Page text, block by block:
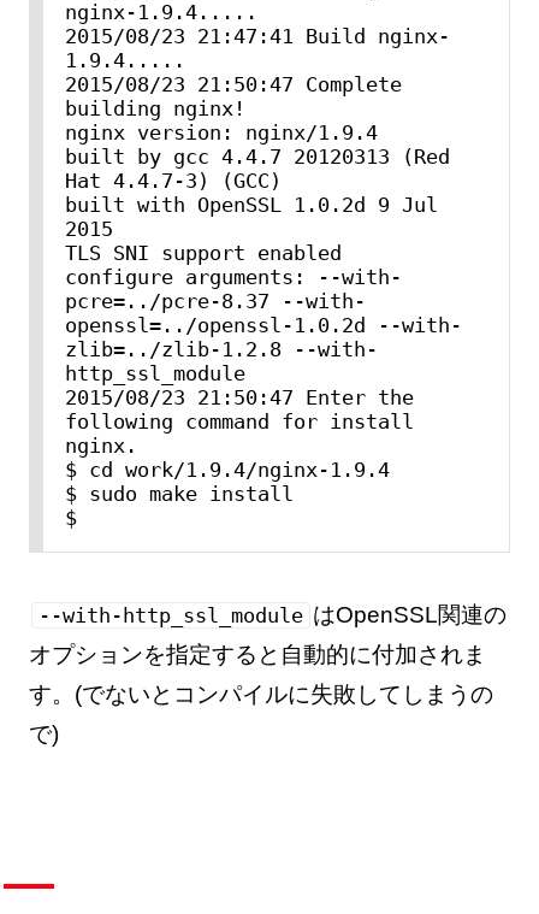
nginx-1.9.4.....
2015/08/23 21:47:41 Build nginx-
1.9.4.....
2015/08/23 21:50:47 Complete
building nginx!
nginx version: nginx/1.9.4
built by gcc 4.4.7 20120313 (Red
Hat 4.4.7-3) (GCC)
built with OpenSSL 1.0.2d 9 Jul
2015
TLS SNI support enabled
configure arguments: --with-
pcre=../pcre-8.37 --with-
openssl=../openssl-1.0.2d --with-
zlib=../zlib-1.2.8 --with-
http_ssl_module
2015/08/23 21:50:47 Enter the
following command for install
nginx.
$ cd work/1.9.4/nginx-1.9.4
$ sudo make install
$
--with-http_ssl_module はOpenSSL関連の
オプションを指定すると自動的に付加されま
す。(でないとコンパイルに失敗してしまうの
で)